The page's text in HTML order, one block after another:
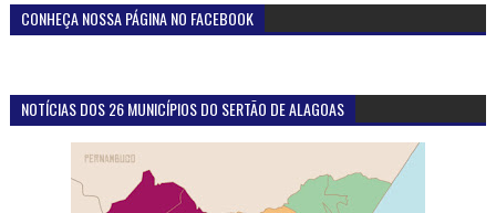
CONHEÇA NOSSA PÁGINA NO FACEBOOK
NOTÍCIAS DOS 26 MUNICÍPIOS DO SERTÃO DE ALAGOAS